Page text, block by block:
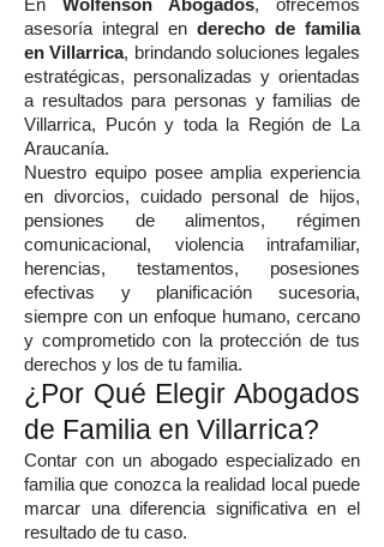
En Wolfenson Abogados, ofrecemos
asesoría integral en derecho de familia
en Villarrica, brindando soluciones legales
estratégicas, personalizadas y orientadas
a resultados para personas y familias de
Villarrica, Pucón y toda la Región de La
Araucanía.
Nuestro equipo posee amplia experiencia
en divorcios, cuidado personal de hijos,
pensiones de alimentos, régimen
comunicacional, violencia intrafamiliar,
herencias, testamentos, posesiones
efectivas y planificación sucesoria,
siempre con un enfoque humano, cercano
y comprometido con la protección de tus
derechos y los de tu familia.
¿Por Qué Elegir Abogados
de Familia en Villarrica?
Contar con un abogado especializado en
familia que conozca la realidad local puede
marcar una diferencia significativa en el
resultado de tu caso.